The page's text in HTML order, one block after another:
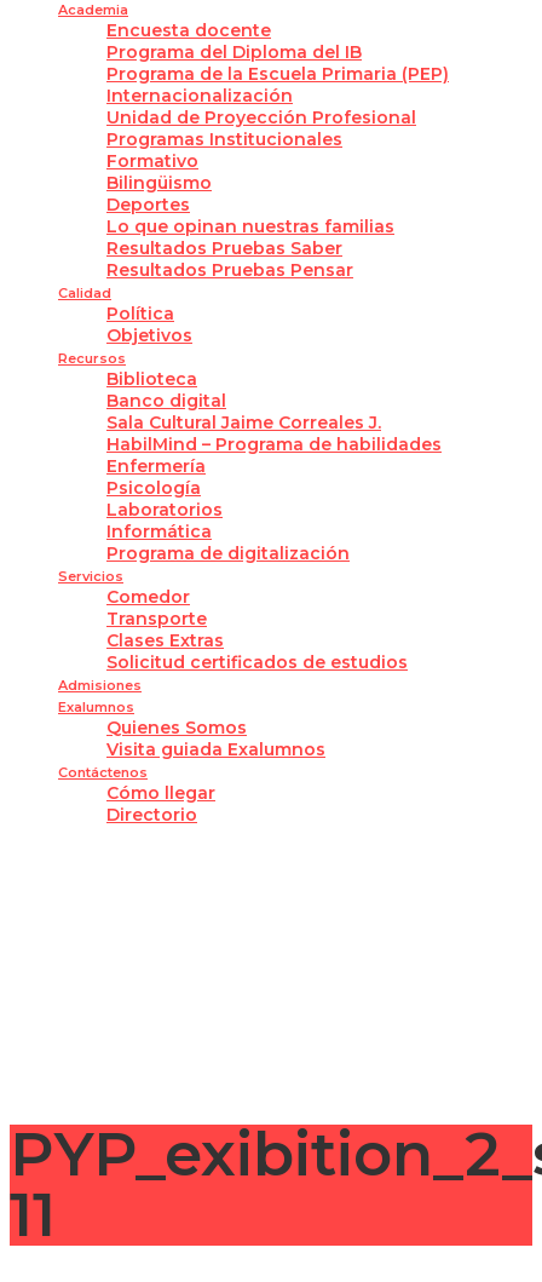
Academia
Encuesta docente
Programa del Diploma del IB
Programa de la Escuela Primaria (PEP)
Internacionalización
Unidad de Proyección Profesional
Programas Institucionales
Formativo
Bilingüismo
Deportes
Lo que opinan nuestras familias
Resultados Pruebas Saber
Resultados Pruebas Pensar
Calidad
Política
Objetivos
Recursos
Biblioteca
Banco digital
Sala Cultural Jaime Correales J.
HabilMind – Programa de habilidades
Enfermería
Psicología
Laboratorios
Informática
Programa de digitalización
Servicios
Comedor
Transporte
Clases Extras
Solicitud certificados de estudios
Admisiones
Exalumnos
Quienes Somos
Visita guiada Exalumnos
Contáctenos
Cómo llegar
Directorio
11